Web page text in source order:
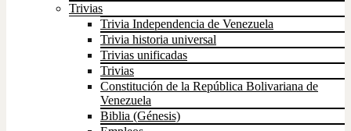
Trivias
Trivia Independencia de Venezuela
Trivia historia universal
Trivias unificadas
Trivias
Constitución de la República Bolivariana de
Venezuela
Biblia (Génesis)